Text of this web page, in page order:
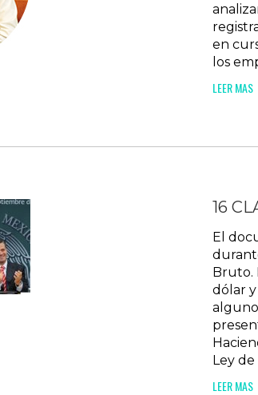
en
los
LEER MAS
16
El
Bruto.
dólar
Ley
LEER MAS